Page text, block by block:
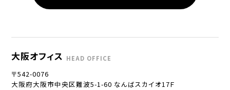
大阪オフィス HEAD OFFICE
〒542-0076
大阪府大阪市中央区難波5-1-60 なんばスカイオ17Ｆ